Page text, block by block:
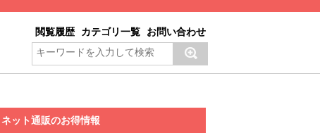
閲覧履歴 カテゴリ一覧 お問い合わせ
ネット通販のお得情報